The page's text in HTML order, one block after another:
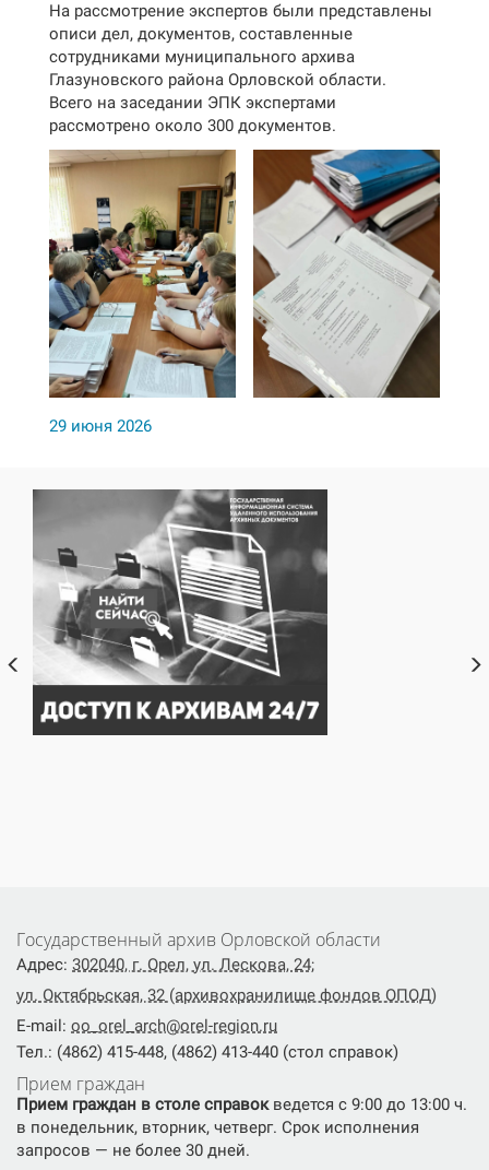
На рассмотрение экспертов были представлены
описи дел, документов, составленные
сотрудниками муниципального архива
Глазуновского района Орловской области.
Всего на заседании ЭПК экспертами
рассмотрено около 300 документов.
29 июня 2026
Государственный архив Орловской области
Адрес: 302040, г. Орел, ул. Лескова, 24;
ул. Октябрьская, 32 (архивохранилище фондов ОПОД)
E-mail: oo_orel_arch@orel-region.ru
Тел.: (4862) 415-448, (4862) 413-440 (стол справок)
Прием граждан
Прием граждан в столе справокведется с 9:00 до 13:00 ч.
в понедельник, вторник, четверг. Срок исполнения
запросов — не более 30 дней.